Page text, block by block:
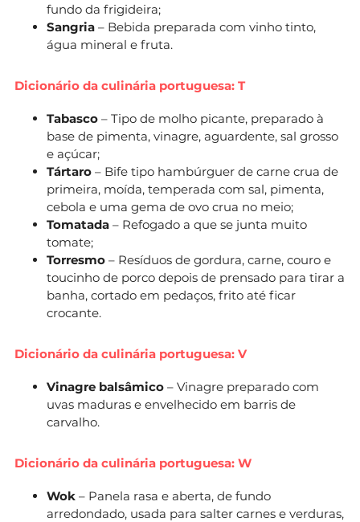
fundo da frigideira;
Sangria – Bebida preparada com vinho tinto,
água mineral e fruta.
Dicionário da culinária portuguesa: T
Tabasco – Tipo de molho picante, preparado à
base de pimenta, vinagre, aguardente, sal grosso
e açúcar;
Tártaro – Bife tipo hambúrguer de carne crua de
primeira, moída, temperada com sal, pimenta,
cebola e uma gema de ovo crua no meio;
Tomatada – Refogado a que se junta muito
tomate;
Torresmo – Resíduos de gordura, carne, couro e
toucinho de porco depois de prensado para tirar a
banha, cortado em pedaços, frito até ficar
crocante.
Dicionário da culinária portuguesa: V
Vinagre balsâmico – Vinagre preparado com
uvas maduras e envelhecido em barris de
carvalho.
Dicionário da culinária portuguesa: W
Wok – Panela rasa e aberta, de fundo
arredondado, usada para salter carnes e verduras,